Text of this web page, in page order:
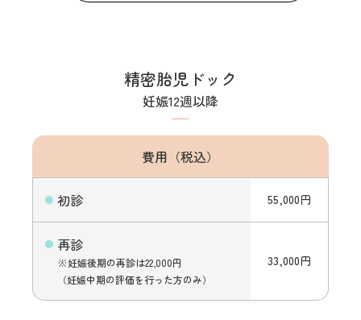
小脳
小脳虫部
精密胎児ドック
妊娠12週以降
費用（税込）
初診 55,000円
再診
※妊娠後期の再診は22,000円
（妊娠中期の評価を行った方のみ）
33,000円